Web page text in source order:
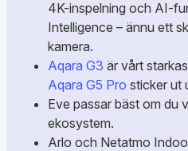
4K-inspelning och AI-
Intelligence – ännu ett
kamera.
Aqara G3 är vårt
Aqara G5 Pro sticker ut
Eve passar bäst om du
ekosystem.
Arlo och Netatmo